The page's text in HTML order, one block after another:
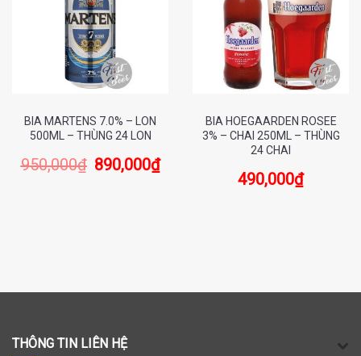
BIA MARTENS 7.0% – LON
500ML – THÙNG 24 LON
950,000₫ 890,000₫
BIA HOEGAARDEN ROSEE
3% – CHAI 250ML – THÙNG
24 CHAI
490,000₫
THÔNG TIN LIÊN HỆ